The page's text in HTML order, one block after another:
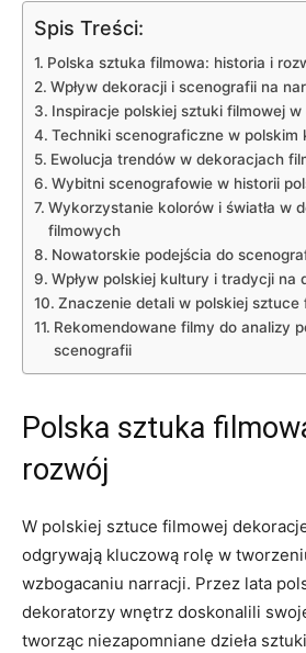
Spis Treści:
Polska sztuka filmowa: historia i
Wpływ dekoracji i scenografii na
Inspiracje polskiej sztuki filmowej
Techniki scenograficzne w polskim‍
Ewolucja trendów w dekoracjach‌
Wybitni scenografowie ‌w historii
Wykorzystanie kolorów⁤ i światła w
filmowych
Nowatorskie podejścia do
Wpływ polskiej kultury i tradycji ⁣na
Znaczenie detali w polskiej sztuce
Rekomendowane filmy do analizy
scenografii
Polska sztuka
rozwój
W polskiej sztuce filmowej
odgrywają kluczową rolę w
wzbogacaniu narracji. Przez lata
dekoratorzy wnętrz doskonalili
tworząc niezapomniane dzieła